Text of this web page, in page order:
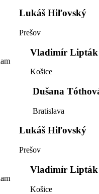
Lukáš Hiľovský
Prešov
Vladimír Lipták
Košice
Dušana
Bratislava
Lukáš Hiľovský
Prešov
Vladimír Lipták
Košice